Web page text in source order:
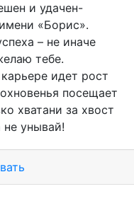
и удачен-
«Борис».
– не иначе
тебе.
идет рост
посещает
хватани за хвост
не унывай!